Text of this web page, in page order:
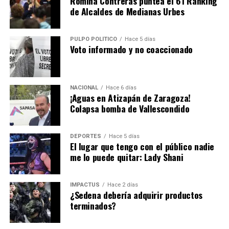
Hasta la fecha todavía es un misterio el motivo de la
renuncia de
Alfredo Vázquez… pero es de sabios
cambiar de opinión y la decisión está en el escritorio de
Pedro Rodríguez
las colonias Doctores, Buenos Aires o Peralvillo.
un trabajo conjunto.
de Alcaldes de Medianas Urbes
PULPO POLÍTICO Hace 5 días
Voto informado y no coaccionado
NACIONAL Hace 6 días
¡Aguas en Atizapán de Zaragoza!
Colapsa bomba de Vallescondido
DEPORTES Hace 5 días
El lugar que tengo con el público nadie
me lo puede quitar: Lady Shani
IMPACTUS Hace 2 días
¿Sedena debería adquirir productos
terminados?